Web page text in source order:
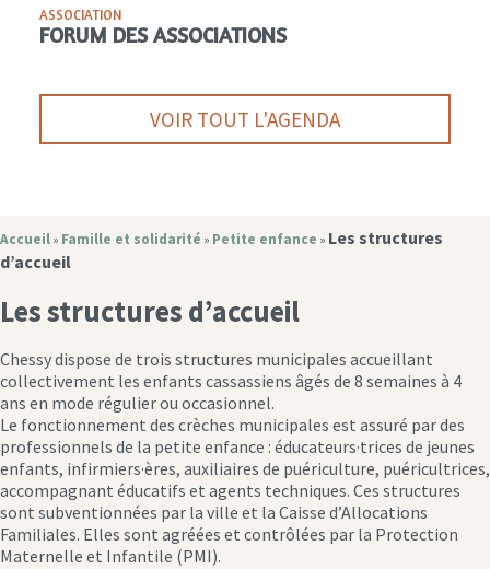
ASSOCIATION
FORUM DES ASSOCIATIONS
VOIR TOUT L'AGENDA
Accueil » Famille et solidarité » Petite enfance » Les structures
d’accueil
Les structures d’accueil
Chessy dispose de trois structures municipales accueillant
collectivement les enfants cassassiens âgés de 8 semaines à 4
ans en mode régulier ou occasionnel.
Le fonctionnement des crèches municipales est assuré par des
professionnels de la petite enfance : éducateurs·trices de jeunes
enfants, infirmiers·ères, auxiliaires de puériculture, puéricultrices,
accompagnant éducatifs et agents techniques. Ces structures
sont subventionnées par la ville et la Caisse d’Allocations
Familiales. Elles sont agréées et contrôlées par la Protection
Maternelle et Infantile (PMI).